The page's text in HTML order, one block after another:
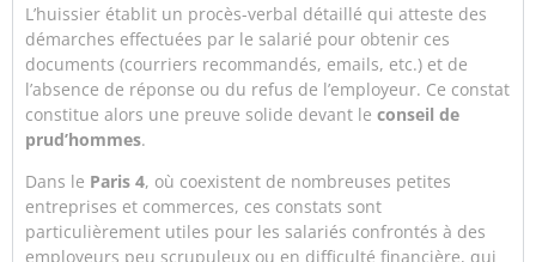
L’huissier établit un procès-verbal détaillé qui atteste des
démarches effectuées par le salarié pour obtenir ces
documents (courriers recommandés, emails, etc.) et de
l’absence de réponse ou du refus de l’employeur. Ce constat
constitue alors une preuve solide devant le conseil de
prud’hommes.
Dans le Paris 4, où coexistent de nombreuses petites
entreprises et commerces, ces constats sont
particulièrement utiles pour les salariés confrontés à des
employeurs peu scrupuleux ou en difficulté financière, qui